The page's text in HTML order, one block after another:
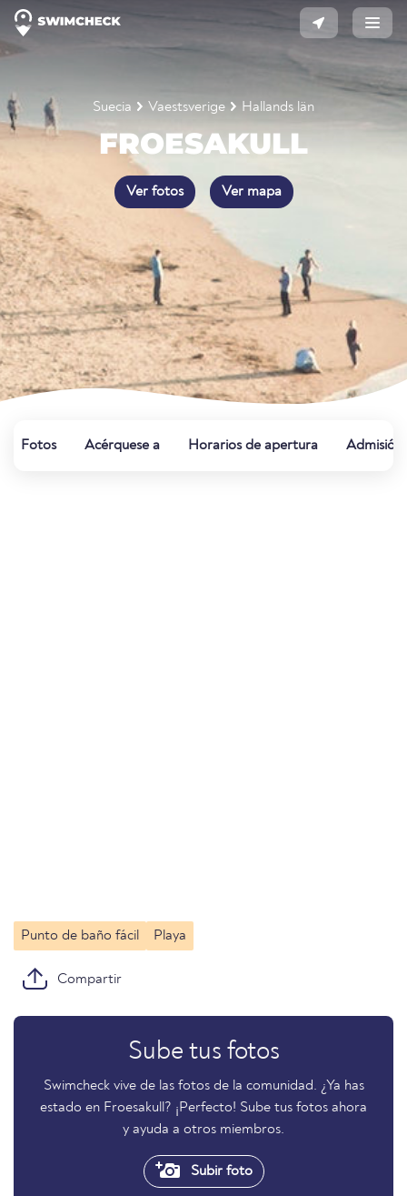
Suecia Vaestsverige Hallands län
FROESAKULL
Ver fotos Ver mapa
Fotos Acérquese a Horarios de apertura Admisión
Punto de baño fácil Playa
Compartir
Sube tus fotos
Swimcheck vive de las fotos de la comunidad. ¿Ya has
estado en Froesakull? ¡Perfecto! Sube tus fotos ahora
y ayuda a otros miembros.
Subir foto